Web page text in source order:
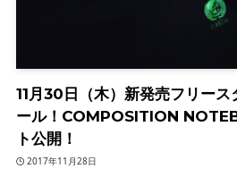
11月30日（木）新発売フリー
ール！COMPOSITION
ト公開！
2017年11月28日